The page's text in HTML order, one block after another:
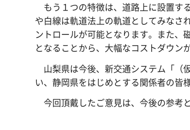
もう１つの特徴は、道路上に設置す
や白線は軌道法上の軌道としてみなさ
ントロールが可能となります。また、
となることから、大幅なコストダウン
山梨県は今後、新交通システム「（
い、静岡県をはじめとする関係者の皆
今回頂戴したご意見は、今後の参考